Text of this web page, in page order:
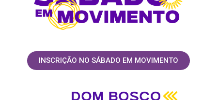
INSCRIÇÃO NO SÁBADO EM MOVIMENTO